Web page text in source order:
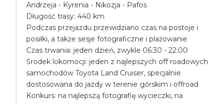
Andrzeja - Kyrenia - Nikozja - Pafos
Długość trasy: 440 km
Podczas przejazdu przewidziano czas na postoje i
posiłki, a także sesje fotograficzne i plażowanie
Czas trwania: jeden dzień, zwykle 06:30 - 22:00
Środek lokomocji: jeden z najlepszych off roadowych
samochodów Toyota Land Cruiser, specjalnie
dostosowana do jazdy w terenie górskim i offroad
Konkurs: na najlepszą fotografię wycieczki, na